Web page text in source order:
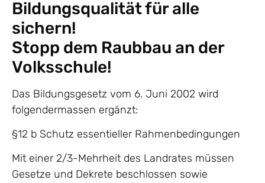
Bildungsqualität für alle
sichern!
Stopp dem Raubbau an der
Volksschule!
Das Bildungsgesetz vom 6. Juni 2002 wird
folgendermassen ergänzt:
§12 b Schutz essentieller Rahmenbedingungen
Mit einer 2/3-Mehrheit des Landrates müssen
Gesetze und Dekrete beschlossen sowie